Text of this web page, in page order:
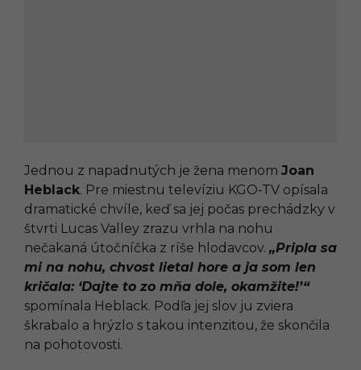
Jednou z napadnutých je žena menom Joan
Heblack. Pre miestnu televíziu KGO-TV opísala
dramatické chvíle, keď sa jej počas prechádzky v
štvrti Lucas Valley zrazu vrhla na nohu
nečakaná útočníčka z ríše hlodavcov. „Pripla sa
mi na nohu, chvost lietal hore a ja som len
kričala: ‘Dajte to zo mňa dole, okamžite!’“
spomínala Heblack. Podľa jej slov ju zviera
škrabalo a hrýzlo s takou intenzitou, že skončila
na pohotovosti.